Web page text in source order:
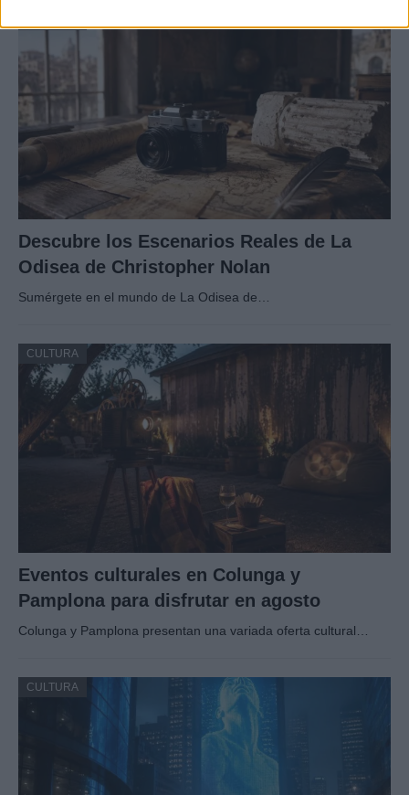
Descubre los Escenarios Reales de La
Odisea de Christopher Nolan
Sumérgete en el mundo de La Odisea de…
CULTURA
Eventos culturales en Colunga y
Pamplona para disfrutar en agosto
Colunga y Pamplona presentan una variada oferta cultural…
CULTURA